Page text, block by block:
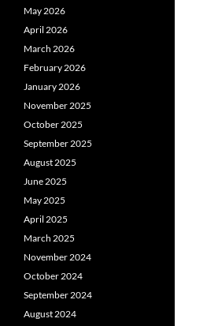
May 2026
April 2026
March 2026
February 2026
January 2026
November 2025
October 2025
September 2025
August 2025
June 2025
May 2025
April 2025
March 2025
November 2024
October 2024
September 2024
August 2024